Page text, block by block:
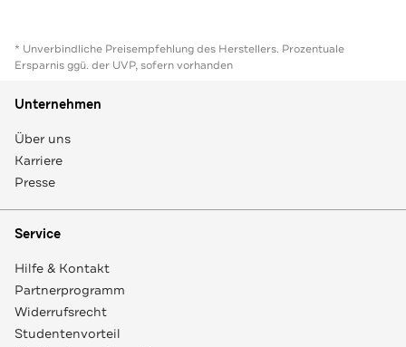
* Unverbindliche Preisempfehlung des Herstellers. Prozentuale
Ersparnis ggü. der UVP, sofern vorhanden
Unternehmen
Über uns
Karriere
Presse
Service
Hilfe & Kontakt
Partnerprogramm
Widerrufsrecht
Studentenvorteil